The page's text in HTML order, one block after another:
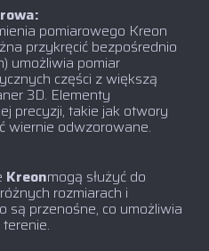
pomiarowego Kreon
przykręcić bezpośrednio
umożliwia pomiar
części z większą
3D. Elementy
precyzji, takie jak otwory
wiernie odwzorowane.
Kreonmogą służyć do
rozmiarach i
są przenośne, co umożliwia